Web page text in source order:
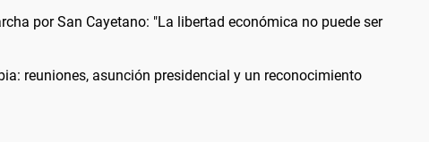
por San Cayetano: "La libertad económica no puede ser
reuniones, asunción presidencial y un reconocimiento